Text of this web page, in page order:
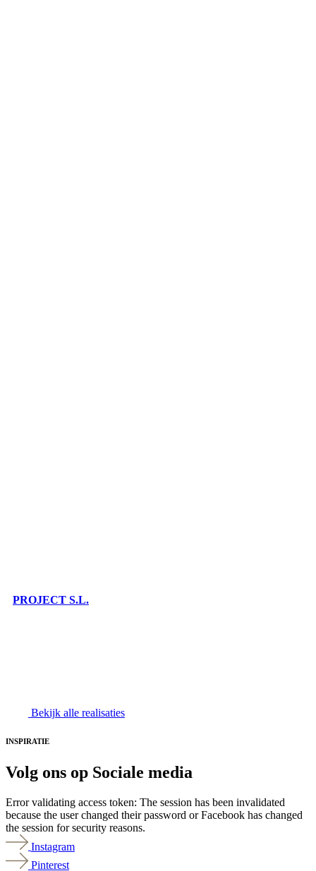
PROJECT S.L.
Bekijk alle realisaties
INSPIRATIE
Volg ons op Sociale media
Error validating access token: The session has been invalidated
because the user changed their password or Facebook has changed
the session for security reasons.
Instagram
Pinterest